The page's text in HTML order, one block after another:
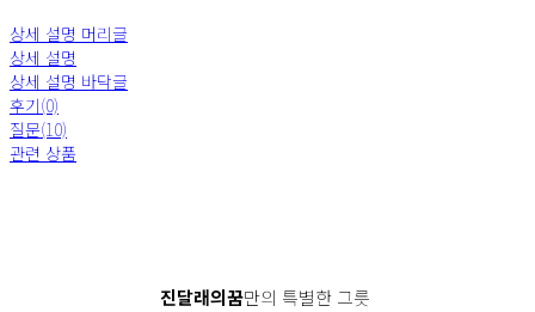
상세 설명 머리글
상세 설명
상세 설명 바닥글
후기(0)
질문(10)
관련 상품
진달래의꿈만의 특별한 그릇